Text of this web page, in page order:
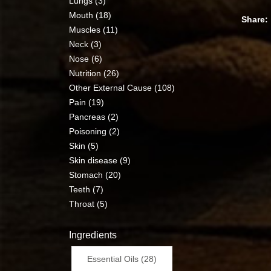
Mouth (18)
Muscles (11)
Neck (3)
Nose (6)
Nutrition (26)
Other External Cause (108)
Pain (19)
Pancreas (2)
Poisoning (2)
Skin (5)
Skin disease (9)
Stomach (20)
Teeth (7)
Throat (5)
Ingredients
Essential Oils (28)